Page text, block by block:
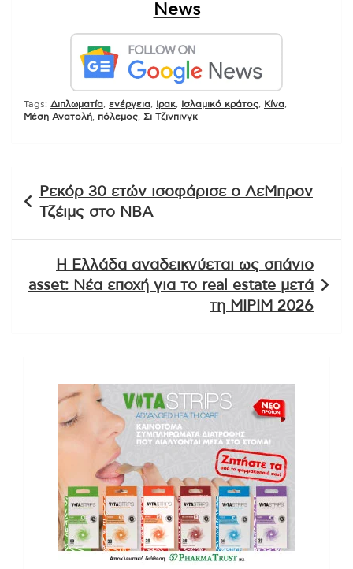
News
Tags: Διπλωματία ενέργεια Ιρακ Ισλαμικό κράτος Κίνα
Μέση Ανατολή
πόλεμος Σι Τζινπινγκ
άρθρων
Ρεκόρ 30 ετών ισοφάρισε ο ΛεΜπρον
Τζέιμς στο ΝΒΑ
Η Ελλάδα αναδεικνύεται ως σπάνιο
asset: Νέα εποχή για το real estate μετά
τη MIPIM 2026